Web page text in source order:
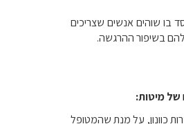
בו שוהים אנשים שצריכים
להם בשיפור ההרגשה.
של מיטות:
כוונון, על מנת שהמטופל